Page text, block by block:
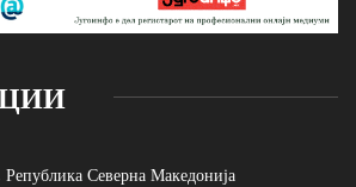
Северна Македонија